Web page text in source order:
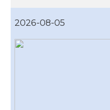
2026-08-05